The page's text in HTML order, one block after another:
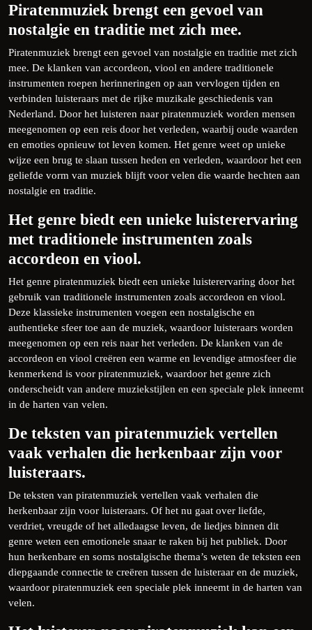
Piratenmuziek brengt een gevoel van
nostalgie en traditie met zich mee.
Piratenmuziek brengt een gevoel van nostalgie en traditie met zich
mee. De klanken van accordeon, viool en andere traditionele
instrumenten roepen herinneringen op aan vervlogen tijden en
verbinden luisteraars met de rijke muzikale geschiedenis van
Nederland. Door het luisteren naar piratenmuziek worden mensen
meegenomen op een reis door het verleden, waarbij oude waarden
en emoties opnieuw tot leven komen. Het genre weet op unieke
wijze een brug te slaan tussen heden en verleden, waardoor het een
geliefde vorm van muziek blijft voor velen die waarde hechten aan
nostalgie en traditie.
Het genre biedt een unieke luisterervaring
met traditionele instrumenten zoals
accordeon en viool.
Het genre piratenmuziek biedt een unieke luisterervaring door het
gebruik van traditionele instrumenten zoals accordeon en viool.
Deze klassieke instrumenten voegen een nostalgische en
authentieke sfeer toe aan de muziek, waardoor luisteraars worden
meegenomen op een reis naar het verleden. De klanken van de
accordeon en viool creëren een warme en levendige atmosfeer die
kenmerkend is voor piratenmuziek, waardoor het genre zich
onderscheidt van andere muziekstijlen en een speciale plek inneemt
in de harten van velen.
De teksten van piratenmuziek vertellen
vaak verhalen die herkenbaar zijn voor
luisteraars.
De teksten van piratenmuziek vertellen vaak verhalen die
herkenbaar zijn voor luisteraars. Of het nu gaat over liefde,
verdriet, vreugde of het alledaagse leven, de liedjes binnen dit
genre weten een emotionele snaar te raken bij het publiek. Door
hun herkenbare en soms nostalgische thema’s weten de teksten een
diepgaande connectie te creëren tussen de luisteraar en de muziek,
waardoor piratenmuziek een speciale plek inneemt in de harten van
velen.